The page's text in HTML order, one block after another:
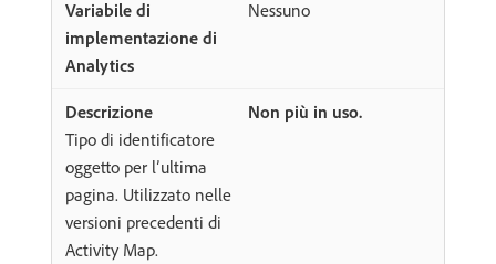
Nessuno
Non più in uso.
Tipo di identificatore
oggetto per l’ultima
pagina. Utilizzato nelle
versioni precedenti di
Activity Map.